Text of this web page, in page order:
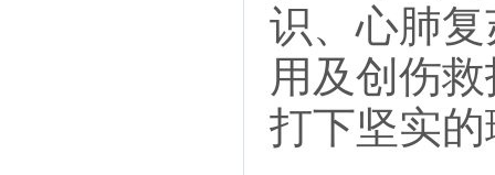
识、心肺
用及创伤
打下坚实